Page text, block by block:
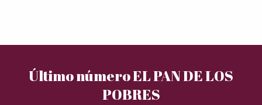
Último número EL PAN DE LOS
POBRES